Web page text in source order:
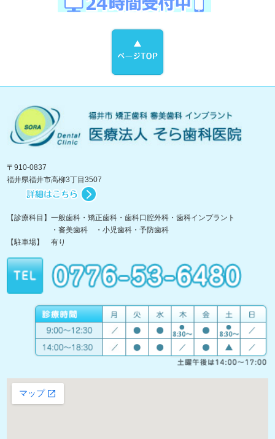
〒910-0837
福井県福井市高柳3丁目3507
【診療科目】一般歯科・矯正歯科・歯科口腔外科・歯科インプラント
・審美歯科 ・小児歯科・予防歯科
【駐車場】 有り